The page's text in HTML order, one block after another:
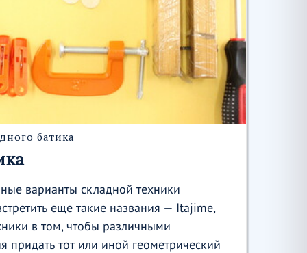
батика
варианты складной техники
еще такие названия — Itajime,
в том, чтобы различными
придать тот или иной геометрический